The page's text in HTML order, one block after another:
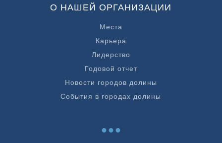
О НАШЕЙ ОРГАНИЗАЦИИ
Места
Карьера
Лидерство
Годовой отчет
Новости городов долины
События в городах долины
...